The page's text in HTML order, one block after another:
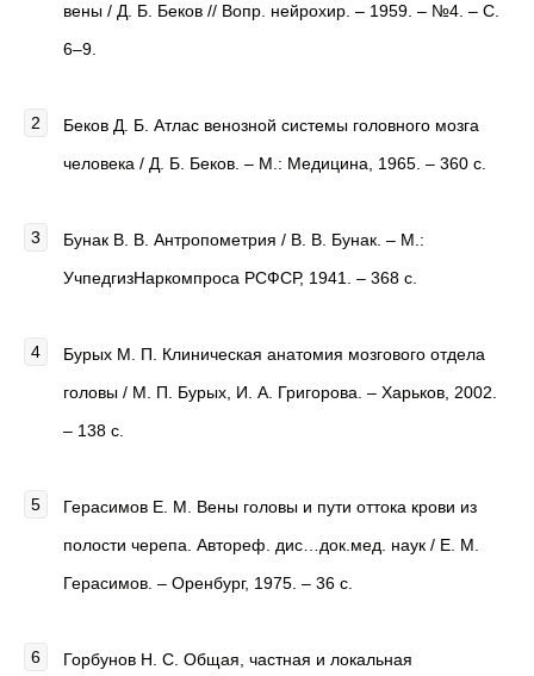
вены / Д. Б. Беков // Вопр. нейрохир. – 1959. – №4. – С.
6–9.
Беков Д. Б. Атлас венозной системы головного мозга
человека / Д. Б. Беков. – М.: Медицина, 1965. – 360 с.
Бунак В. В. Антропометрия / В. В. Бунак. – М.:
УчпедгизНаркомпроса РСФСР, 1941. – 368 с.
Бурых М. П. Клиническая анатомия мозгового отдела
головы / М. П. Бурых, И. А. Григорова. – Харьков, 2002.
– 138 с.
Герасимов Е. М. Вены головы и пути оттока крови из
полости черепа. Автореф. дис…док.мед. наук / Е. М.
Герасимов. – Оренбург, 1975. – 36 с.
Горбунов Н. С. Общая, частная и локальная